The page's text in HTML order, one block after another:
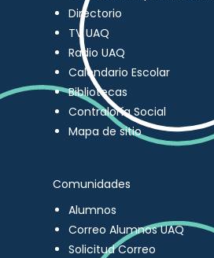
Directorio
TV UAQ
Radio UAQ
Calendario Escolar
Bibliotecas
Contraloría Social
Mapa de sitio
Comunidades
Alumnos
Correo Alumnos UAQ
Solicitud Correo